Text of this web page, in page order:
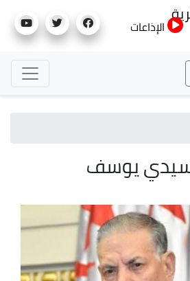
إلى
الإذاعات
يوسف